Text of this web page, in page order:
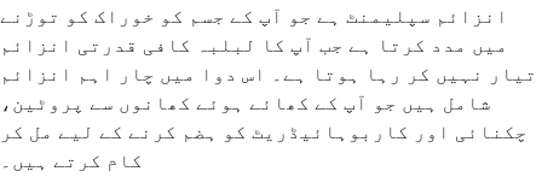
انزائم سپلیمنٹ ہے جو آپ کے جسم کو خوراک کو توڑنے
میں مدد کرتا ہے جب آپ کا لبلبہ کافی قدرتی انزائم
تیار نہیں کر رہا ہوتا ہے۔ اس دوا میں چار اہم انزائم
شامل ہیں جو آپ کے کھائے ہوئے کھانوں سے پروٹین،
چکنائی اور کاربوہائیڈریٹ کو ہضم کرنے کے لیے مل کر
کام کرتے ہیں۔